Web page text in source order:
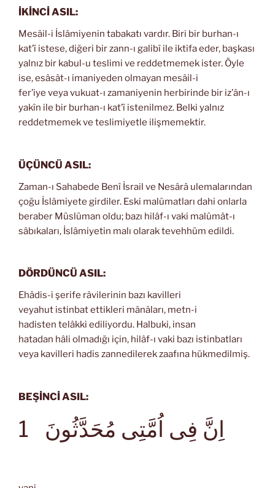
İKİNCİ ASIL:
Mesâil-i İslâmiyenin tabakatı vardır. Biri bir burhan-ı
kat’î istese, diğeri bir zann-ı galibî ile iktifa eder, başkası
yalnız bir kabul-u teslimi ve reddetmemek ister. Öyle
ise, esâsât-ı imaniyeden olmayan mesâil-i
fer’iye veya vukuat-ı zamaniyenin herbirinde bir iz’ân-ı
yakîn ile bir burhan-ı kat’î istenilmez. Belki yalnız
reddetmemek ve teslimiyetle ilişmemektir.
ÜÇÜNCÜ ASIL:
Zaman-ı Sahabede Benî İsrail ve Nesârâ ulemalarından
çoğu İslâmiyete girdiler. Eski malûmatları dahi onlarla
beraber Müslüman oldu; bazı hilâf-ı vaki malûmât-ı
sâbıkaları, İslâmiyetin malı olarak tevehhüm edildi.
DÖRDÜNCÜ ASIL:
Ehâdis-i şerife râvilerinin bazı kavilleri
veyahut istinbat ettikleri mânâları, metn-i
hadisten telâkki ediliyordu. Halbuki, insan
hatadan hâli olmadığı için, hilâf-ı vaki bazı istinbatları
veya kavilleri hadis zannedilerek zaafına hükmedilmiş.
BEŞİNCİ ASIL:
اِنَّ فِى اُمَّتِى مُحَدَّثُونَ